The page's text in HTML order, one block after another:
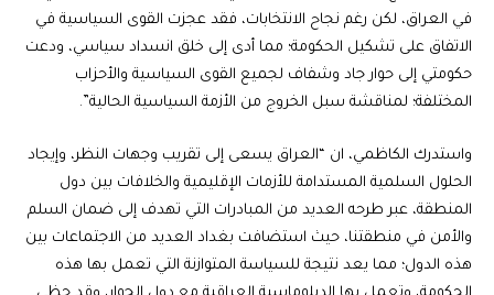
في العراق، لكن رغم نجاح الانتخابات، فقد عجزت القوى السياسية في
الاتفاق على تشكيل الحكومة؛ مما أدى إلى خلق انسداد سياسي، ودعت
حكومتي إلى حوار جاد وشفاف لجميع القوى السياسية والأحزاب
المختلفة؛ لمناقشة سبل الخروج من الأزمة السياسية الحالية”.
واستدرك الكاظمي، ان “العراق يسعى إلى تقريب وجهات النظر، وإيجاد
الحلول السلمية المستدامة للأزمات الإقليمية والخلافات بين دول
المنطقة، عبر طرحه العديد من المبادرات التي تهدف إلى ضمان السلم
والأمن في منطقتنا، حيث استضافت بغداد العديد من الاجتماعات بين
هذه الدول؛ مما يعد نتيجة للسياسة المتوازنة التي تعمل بها هذه